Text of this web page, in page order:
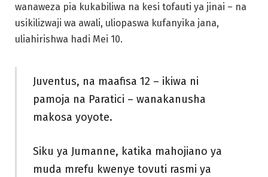
wanaweza pia kukabiliwa na kesi tofauti ya jinai – na
usikilizwaji wa awali, uliopaswa kufanyika jana,
uliahirishwa hadi Mei 10.
Juventus, na maafisa 12 – ikiwa ni
pamoja na Paratici – wanakanusha
makosa yoyote.
Siku ya Jumanne, katika mahojiano ya
muda mrefu kwenye tovuti rasmi ya